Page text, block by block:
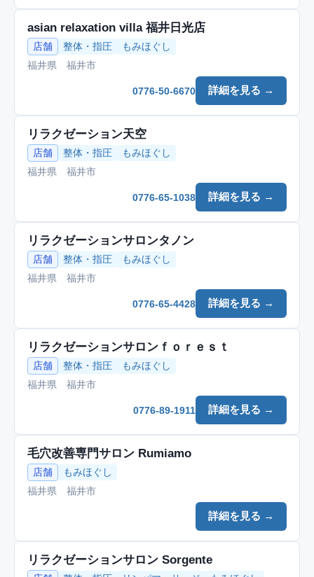
asian relaxation villa 福井日光店
店舗 整体・指圧
もみほぐし
福井県 福井市
詳細を見る →
0776-50-6670
リラクゼーション天空
店舗 整体・指圧
もみほぐし
福井県 福井市
詳細を見る →
0776-65-1038
リラクゼーションサロンタノン
店舗 整体・指圧
もみほぐし
福井県 福井市
詳細を見る →
0776-65-4428
リラクゼーションサロンｆｏｒｅｓｔ
店舗 整体・指圧
もみほぐし
福井県 福井市
詳細を見る →
0776-89-1911
毛穴改善専門サロン Rumiamo
店舗
もみほぐし
福井県 福井市
詳細を見る →
リラクゼーションサロン Sorgente